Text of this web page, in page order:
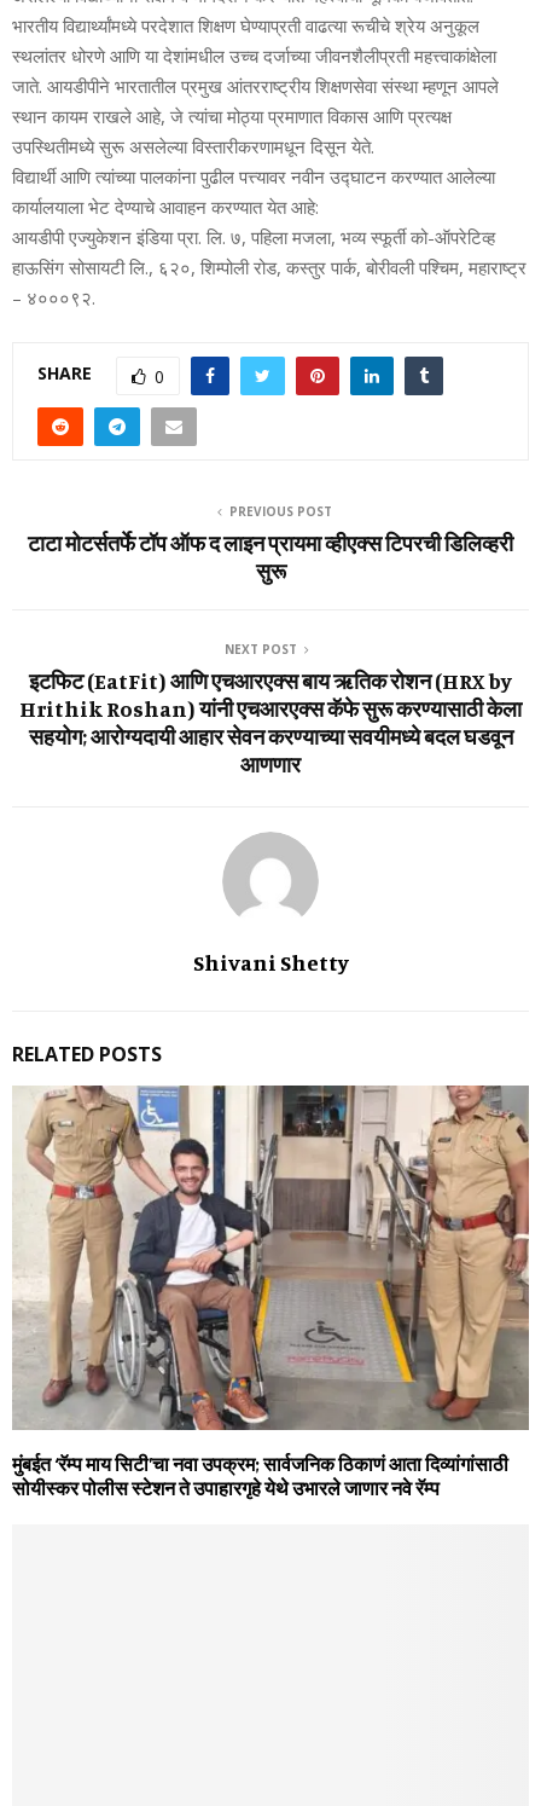
भारतीय विद्यार्थ्‍यांमध्‍ये परदेशात शिक्षण घेण्‍याप्रती वाढत्‍या रूचीचे श्रेय अनुकूल
स्‍थलांतर धोरणे आणि या देशांमधील उच्‍च दर्जाच्‍या जीवनशैलीप्रती महत्त्वाकांक्षेला
जाते. आयडीपीने भारतातील प्रमुख आंतरराष्‍ट्रीय शिक्षणसेवा संस्‍था म्‍हणून आपले
स्‍थान कायम राखले आहे, जे त्‍यांचा मोठ्या प्रमाणात विकास आणि प्रत्‍यक्ष
उपस्थितीमध्‍ये सुरू असलेल्‍या विस्‍तारीकरणामधून दिसून येते.
विद्यार्थी आणि त्‍यांच्‍या पालकांना पुढील पत्त्यावर नवीन उद्घाटन करण्‍यात आलेल्‍या
कार्यालयाला भेट देण्‍याचे आवाहन करण्‍यात येत आहे:
आयडीपी एज्‍युकेशन इंडिया प्रा. लि. ७, पहिला मजला, भव्‍य स्‍फूर्ती को-ऑपरेटिव्‍ह
हाऊसिंग सोसायटी लि., ६२०, शिम्‍पोली रोड, कस्‍तुर पार्क, बोरीवली पश्चिम, महाराष्‍ट्र
– ४०००९२.
SHARE 0
PREVIOUS POST
टाटा मोटर्सतर्फे टॉप ऑफ द लाइन प्रायमा व्हीएक्स टिपरची डिलिव्हरी
सुरू
NEXT POST
इटफिट (EatFit) आणि एचआरएक्‍स बाय ऋतिक रोशन (HRX by
Hrithik Roshan) यांनी एचआरएक्‍स कॅफे सुरू करण्‍यासाठी केला
सहयोग; आरोग्‍यदायी आहार सेवन करण्‍याच्‍या सवयीमध्‍ये बदल घडवून
आणणार
Shivani Shetty
RELATED POSTS
मुंबईत ‘रॅम्प माय सिटी’चा नवा उपक्रम; सार्वजनिक ठिकाणं आता दिव्यांगांसाठी
सोयीस्कर पोलीस स्टेशन ते उपाहारगृहे येथे उभारले जाणार नवे रॅम्प